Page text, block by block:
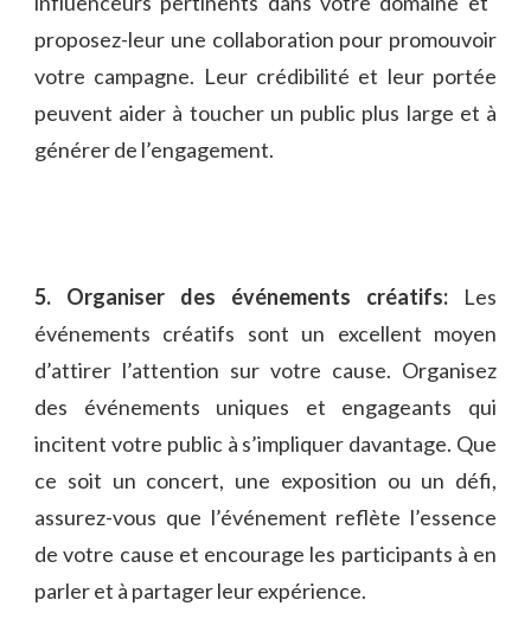
proposez-leur ‌une collaboration pour‍ promouvoir
votre campagne. Leur crédibilité et leur portée
peuvent aider⁤ à ⁢toucher un public plus large et à
générer de l’engagement.
5. Organiser‍ des événements créatifs: Les
‍événements créatifs ⁢sont un⁤ excellent moyen
d’attirer l’attention​ sur votre cause. Organisez
des événements uniques​ et engageants qui
⁣incitent votre public à s’impliquer davantage. ⁣Que
⁤ce soit un concert, une ‌exposition ou un défi,
assurez-vous que⁣ l’événement reflète l’essence
de votre cause et encourage les participants ‍à​ en
parler et à ​partager leur expérience.